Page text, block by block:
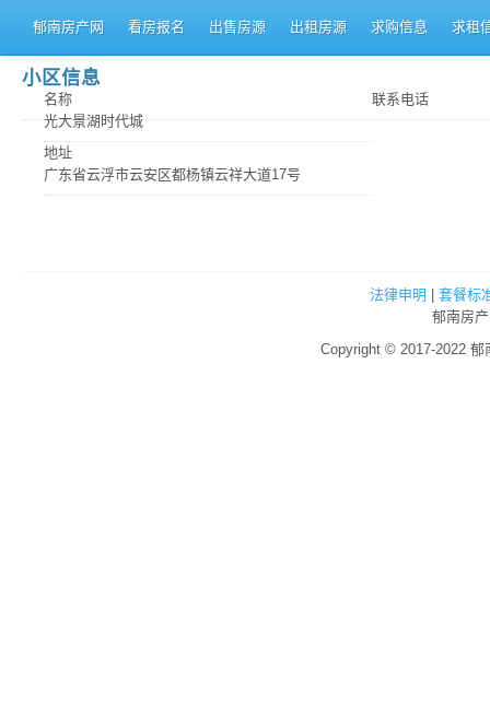
郁南房产网 看房报名 出售房源 出租房源 求购信息 求租
小区信息
名称
光大景湖时代城
地址
广东省云浮市云安区都杨镇云祥大道17号
联系电话
法律申明
套餐标
郁南房
Copyright © 2017-2022 郁